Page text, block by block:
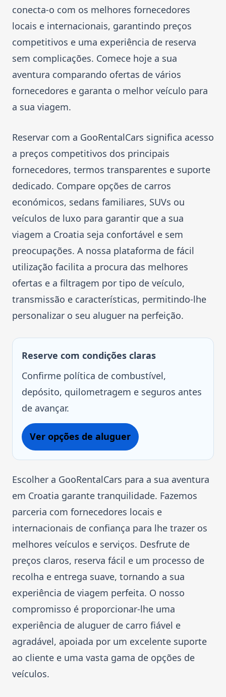
conecta-o com os melhores fornecedores
locais e internacionais, garantindo preços
competitivos e uma experiência de reserva
sem complicações. Comece hoje a sua
aventura comparando ofertas de vários
fornecedores e garanta o melhor veículo para
a sua viagem.
Reservar com a GooRentalCars significa acesso
a preços competitivos dos principais
fornecedores, termos transparentes e suporte
dedicado. Compare opções de carros
económicos, sedans familiares, SUVs ou
veículos de luxo para garantir que a sua
viagem a Croatia seja confortável e sem
preocupações. A nossa plataforma de fácil
utilização facilita a procura das melhores
ofertas e a filtragem por tipo de veículo,
transmissão e características, permitindo-lhe
personalizar o seu aluguer na perfeição.
Reserve com condições claras
Confirme política de combustível,
depósito, quilometragem e seguros antes
de avançar.
Ver opções de aluguer
Escolher a GooRentalCars para a sua aventura
em Croatia garante tranquilidade. Fazemos
parceria com fornecedores locais e
internacionais de confiança para lhe trazer os
melhores veículos e serviços. Desfrute de
preços claros, reserva fácil e um processo de
recolha e entrega suave, tornando a sua
experiência de viagem perfeita. O nosso
compromisso é proporcionar-lhe uma
experiência de aluguer de carro fiável e
agradável, apoiada por um excelente suporte
ao cliente e uma vasta gama de opções de
veículos.